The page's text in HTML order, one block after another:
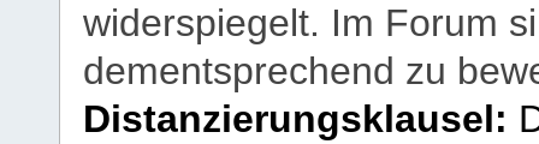
widerspiegelt. Im Forum
dementsprechend zu
Distanzierungsklausel: